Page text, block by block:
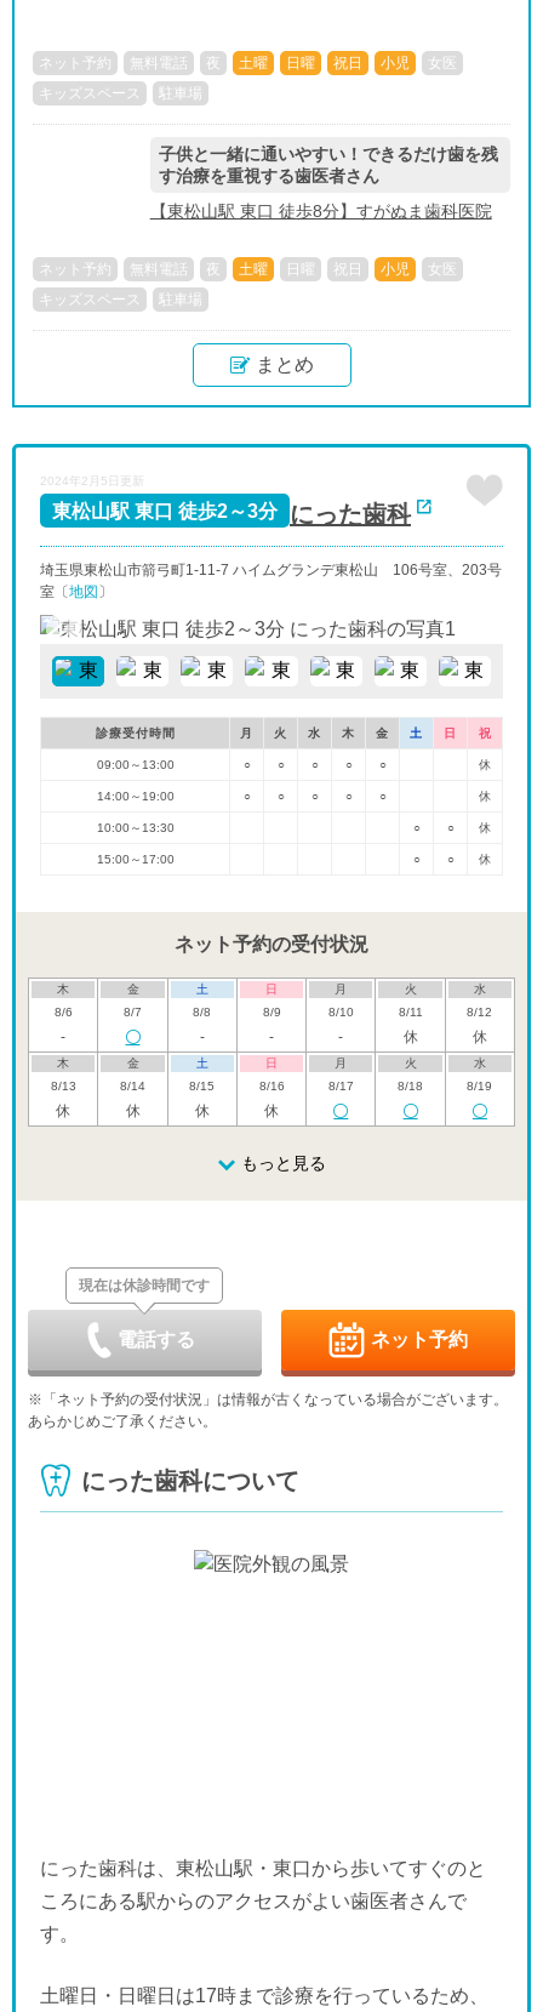
ネット予約 無料電話 夜 土曜 日曜 祝日 小児
女医
キッズスペース
駐車場
子供と一緒に通いやすい！できるだけ歯を残
す治療を重視する歯医者さん
【東松山駅 東口 徒歩8分】すがぬま歯科医院
ネット予約 無料電話 夜 土曜 日曜 祝日 小児
女医
キッズスペース
駐車場
まとめ
2024年2月5日更新
にった歯科
東松山駅 東口 徒歩2～3分
埼玉県東松山市箭弓町1-11-7 ハイムグランデ東松山 106号室、203号
室〔地図 〕
診療受付時間 月 火 水 木 金 土 日 祝
09:00～13:00 ○ ○ ○ ○ ○ 休
14:00～19:00 ○ ○ ○ ○ ○ 休
10:00～13:30 ○ ○ 休
15:00～17:00 ○ ○ 休
ネット予約の受付状況
木
8/6
-
金
8/7
土
8/8
-
日
8/9
-
月
8/10
-
火
8/11
休
水
8/12
休
木
8/13
休
金
8/14
休
土
8/15
休
日
8/16
休
月
8/17
火
8/18
水
8/19
8/23
9/3
金
9/4
土
9/5
9/7
-
9/8
9/9
- - - -
月
- -
木
-
金
-
土
- -
- - -
もっと見る
現在は休診時間です
電話する ネット予約
※「ネット予約の受付状況」は情報が古くなっている場合がございます。
あらかじめご了承ください。
にった歯科について
にった歯科は、東松山駅・東口から歩いてすぐのと
ころにある駅からのアクセスがよい歯医者さんで
す。
土曜日・日曜日は17時まで診療を行っているため、